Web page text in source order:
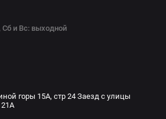
Сб и Вс: выходной
горы 15А, стр 24 Заезд с улицы